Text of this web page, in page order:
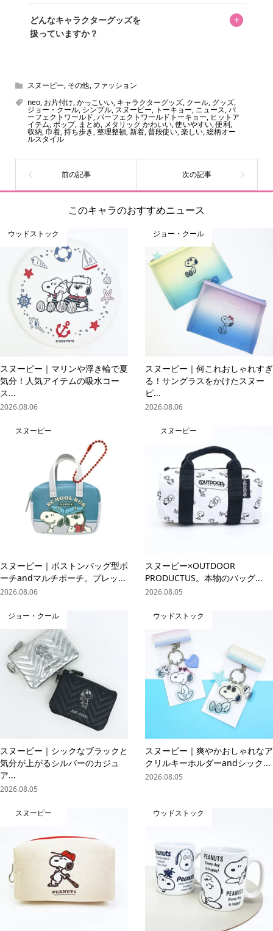
め、正確な情報をお伝えできないからです。
どんなキャラクターグッズを
扱っていますか？
+
ん！200種以上のトレンディなキャラクターやアニメキャラ
をご紹介しています。生まれたばかりの新しいキャラクタ
ーをいち早く皆さんにお届けすることも、私たちの使命の
ひとつです。
スヌーピー, その他, ファッション
neo, お片付け,かっこいい, キャラクターグッズ, クール, グッズ,
ジョー・クール, シンプル,スヌーピー, トーキョー, ニュース,パ
ーフェクトワールド,パーフェクトワールドトーキョー, ヒットア
イテム,ポップ, まとめ, メタリック かわいい,使いやすい,便利,
収納,巾着,持ち歩き,整理整頓,新着,普段使い,楽しい,総柄オー
ルスタイル
このキャラのおすすめニュース
ウッドストック
スヌーピー｜マリンや浮き輪で夏
気分！人気アイテムの吸水コー
ス...
2026.08.06
ジョー・クール
スヌーピー｜何これおしゃれすぎ
る！サングラスをかけたスヌー
ピ...
2026.08.06
スヌーピー
スヌーピー｜ボストンバッグ型ポ
ーチandマルチポーチ。プレッ...
2026.08.06
スヌーピー
スヌーピー×OUTDOOR
PRODUCTUS。本物のバッグ...
2026.08.05
ジョー・クール
スヌーピー｜シックなブラックと
気分が上がるシルバーのカジュ
ア...
2026.08.05
ウッドストック
スヌーピー｜爽やかおしゃれなア
クリルキーホルダーandシック...
2026.08.05
スヌーピー ウッドストック
share me!